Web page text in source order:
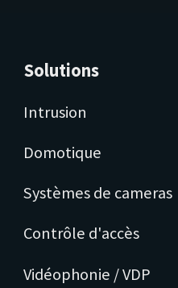
Solutions
Intrusion
Domotique
Systèmes de cameras
Contrôle d'accès
Vidéophonie / VDP